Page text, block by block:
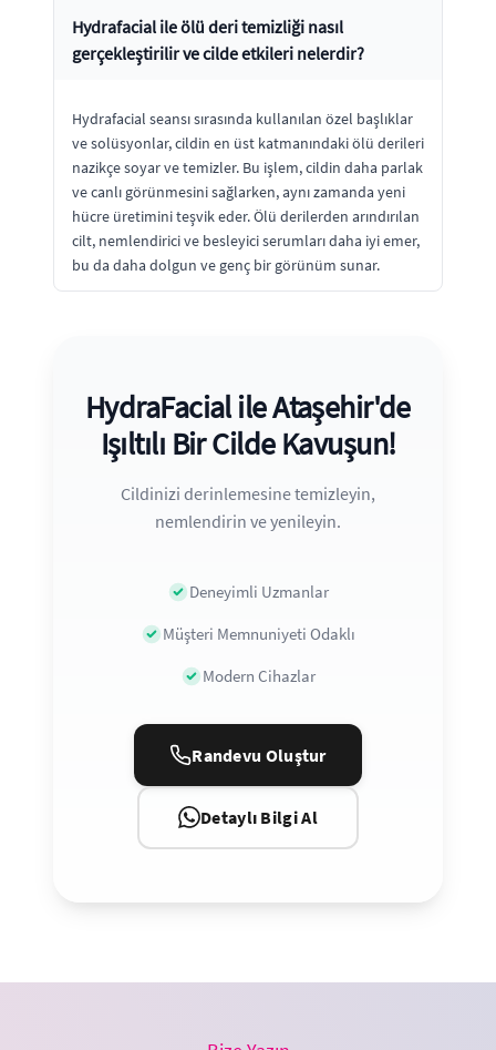
Hydrafacial ile ölü deri temizliği nasıl
gerçekleştirilir ve cilde etkileri nelerdir?
Hydrafacial seansı sırasında kullanılan özel başlıklar
ve solüsyonlar, cildin en üst katmanındaki ölü derileri
nazikçe soyar ve temizler. Bu işlem, cildin daha parlak
ve canlı görünmesini sağlarken, aynı zamanda yeni
hücre üretimini teşvik eder. Ölü derilerden arındırılan
cilt, nemlendirici ve besleyici serumları daha iyi emer,
bu da daha dolgun ve genç bir görünüm sunar.
HydraFacial ile Ataşehir'de
Işıltılı Bir Cilde Kavuşun!
Cildinizi derinlemesine temizleyin,
nemlendirin ve yenileyin.
Deneyimli Uzmanlar
Müşteri Memnuniyeti Odaklı
Modern Cihazlar
Randevu Oluştur
Detaylı Bilgi Al